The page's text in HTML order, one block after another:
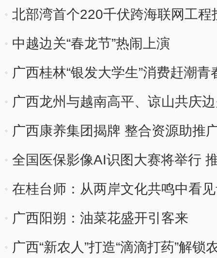
式增长
北部湾首个220千伏跨海联网工程
中越边关“春龙节”热闹上演
广西桂林“银发大学生”消费赶潮青
广西龙州与越南高平、谅山共庆边
广西康养集团揭牌 整合资源助推
全国医保影像AI识图大赛将举行
在桂台师：从两岸文化共鸣中看
广西阳朔：油菜花盛开引客来
广西“新农人”打造“滴滴打药”解锁